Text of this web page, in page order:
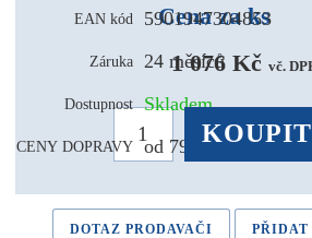
EAN kód 5901947304853
Záruka 24 měsíců
Dostupnost Skladem
CENY DOPRAVY od 79,- Kč
Cena za ks
1 076 Kč vč.
KOUPIT
DOTAZ PRODAVAČI PŘIDAT